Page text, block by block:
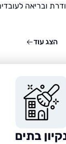
לעובדים